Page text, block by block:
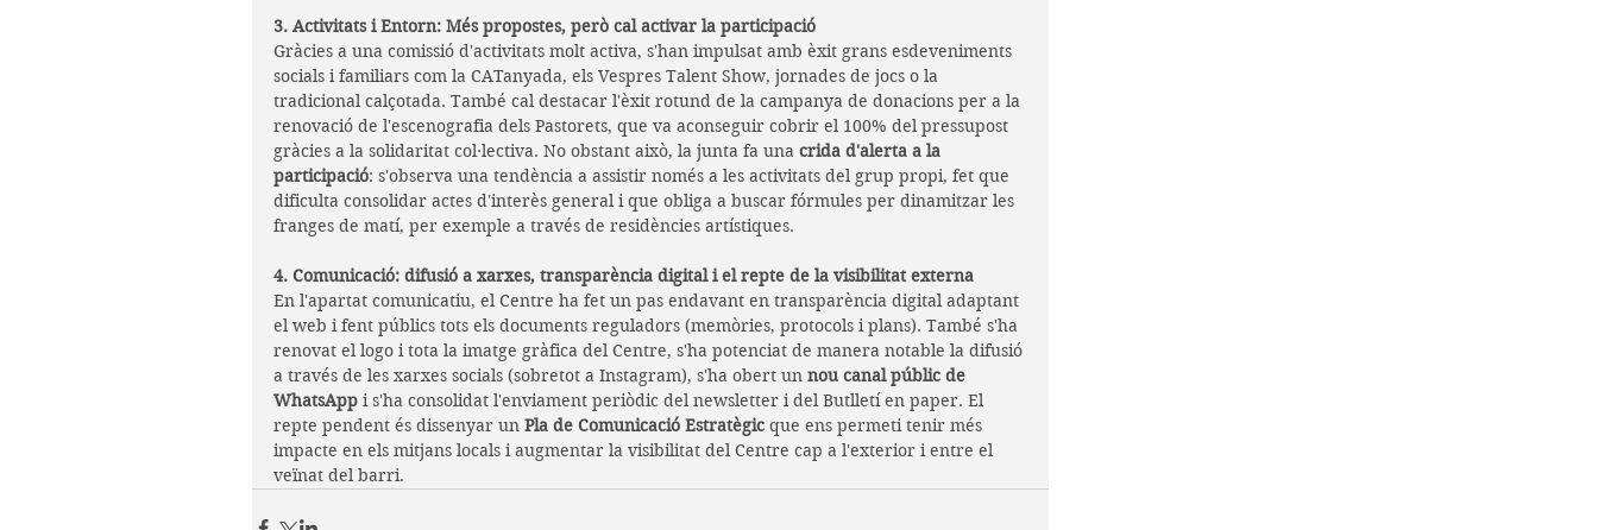
3. Activitats i Entorn: Més propostes, però cal activar la participació
Gràcies a una comissió d'activitats molt activa, s'han impulsat amb èxit grans esdeveniments
socials i familiars com la CATanyada, els Vespres Talent Show, jornades de jocs o la
tradicional calçotada. També cal destacar l'èxit rotund de la campanya de donacions per a la
renovació de l'escenografia dels Pastorets, que va aconseguir cobrir el 100% del pressupost
gràcies a la solidaritat col·lectiva. No obstant això, la junta fa una crida d'alerta a la
participació: s'observa una tendència a assistir només a les activitats del grup propi, fet que
dificulta consolidar actes d'interès general i que obliga a buscar fórmules per dinamitzar les
franges de matí, per exemple a través de residències artístiques.
4. Comunicació: difusió a xarxes, transparència digital i el repte de la visibilitat externa
En l'apartat comunicatiu, el Centre ha fet un pas endavant en transparència digital adaptant
el web i fent públics tots els documents reguladors (memòries, protocols i plans). També s'ha
renovat el logo i tota la imatge gràfica del Centre, s'ha potenciat de manera notable la difusió
a través de les xarxes socials (sobretot a Instagram), s'ha obert un nou canal públic de
WhatsApp i s'ha consolidat l'enviament periòdic del newsletter i del Butlletí en paper. El
repte pendent és dissenyar un Pla de Comunicació Estratègic que ens permeti tenir més
impacte en els mitjans locals i augmentar la visibilitat del Centre cap a l'exterior i entre el
veïnat del barri.